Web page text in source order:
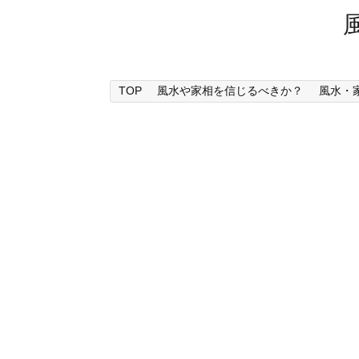
TOP 風水や家相を信じるべきか？ 風水・